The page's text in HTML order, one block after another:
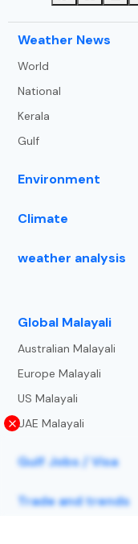
⁠Weather News
World
National
Kerala
Gulf
Environment
Climate
weather analysis
⁠Global Malayali
Australian Malayali
Europe Malayali
US Malayali
UAE Malayali
Gulf Jobs / Visa
Trade and trends